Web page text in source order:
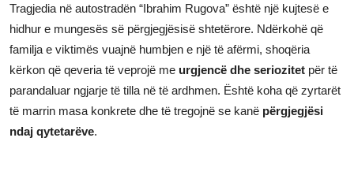
Tragjedia në autostradën “Ibrahim Rugova” është një kujtesë e
hidhur e mungesës së përgjegjësisë shtetërore. Ndërkohë që
familja e viktimës vuajnë humbjen e një të afërmi, shoqëria
kërkon që qeveria të veprojë me urgjencë dhe seriozitet për të
parandaluar ngjarje të tilla në të ardhmen. Është koha që zyrtarët
të marrin masa konkrete dhe të tregojnë se kanë përgjegjësi
ndaj qytetarëve.